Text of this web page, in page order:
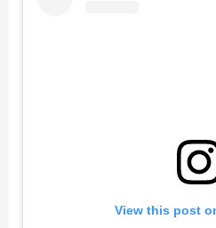
View this post